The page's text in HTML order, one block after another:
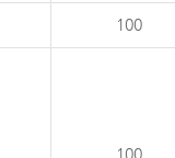
100
100